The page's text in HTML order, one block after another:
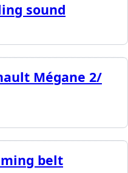
sound
Mégane 2/
belt